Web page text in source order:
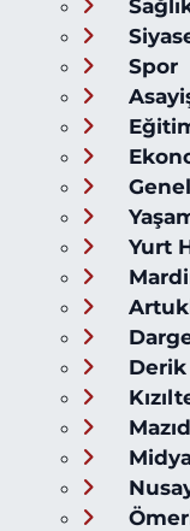
Spor
Genel
Yurt
Derik